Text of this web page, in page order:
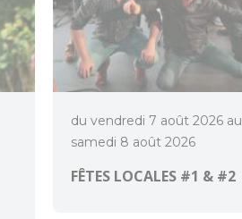
du vendredi 7 août 2026 au
samedi 8 août 2026
FÊTES LOCALES #1 & #2